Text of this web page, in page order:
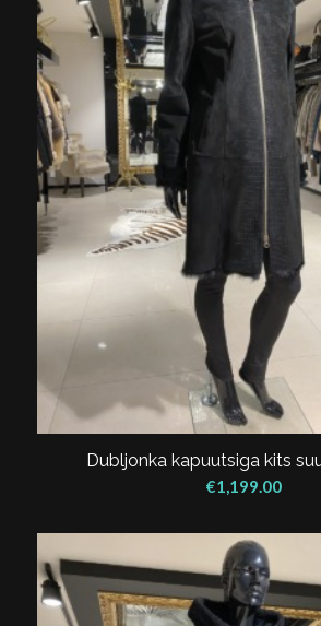
Dubljonka kapuutsiga kits
€1,199.00